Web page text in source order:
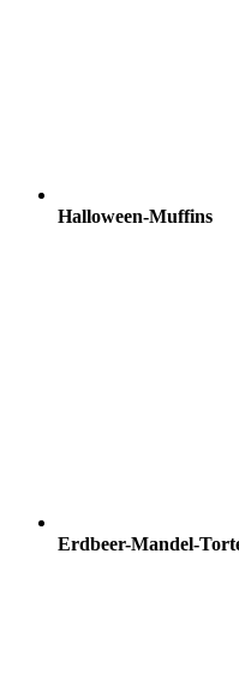
Halloween-Muffins
Erdbeer-Mandel-